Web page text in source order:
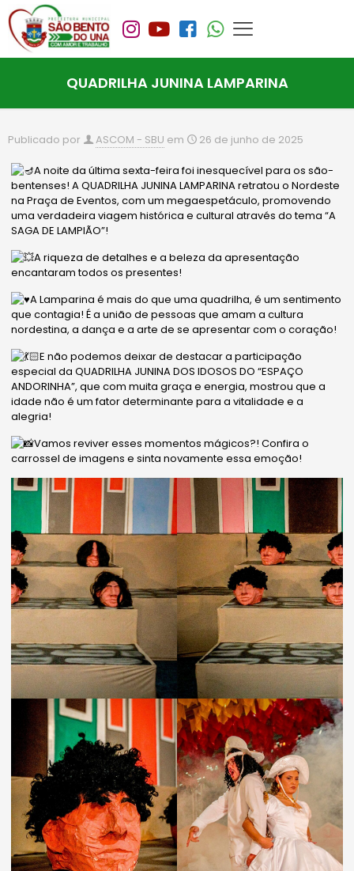
QUADRILHA JUNINA LAMPARINA
Publicado por ASCOM - SBU em 26 de junho de 2025
A noite da última sexta-feira foi inesquecível para os são-
bentenses! A QUADRILHA JUNINA LAMPARINA retratou o Nordeste
na Praça de Eventos, com um megaespetáculo, promovendo
uma verdadeira viagem histórica e cultural através do tema “A
SAGA DE LAMPIÃO”!
A riqueza de detalhes e a beleza da apresentação
encantaram todos os presentes!
A Lamparina é mais do que uma quadrilha, é um sentimento
que contagia! É a união de pessoas que amam a cultura
nordestina, a dança e a arte de se apresentar com o coração!
E não podemos deixar de destacar a participação
especial da QUADRILHA JUNINA DOS IDOSOS DO “ESPAÇO
ANDORINHA”, que com muita graça e energia, mostrou que a
idade não é um fator determinante para a vitalidade e a
alegria!
Vamos reviver esses momentos mágicos?! Confira o
carrossel de imagens e sinta novamente essa emoção!